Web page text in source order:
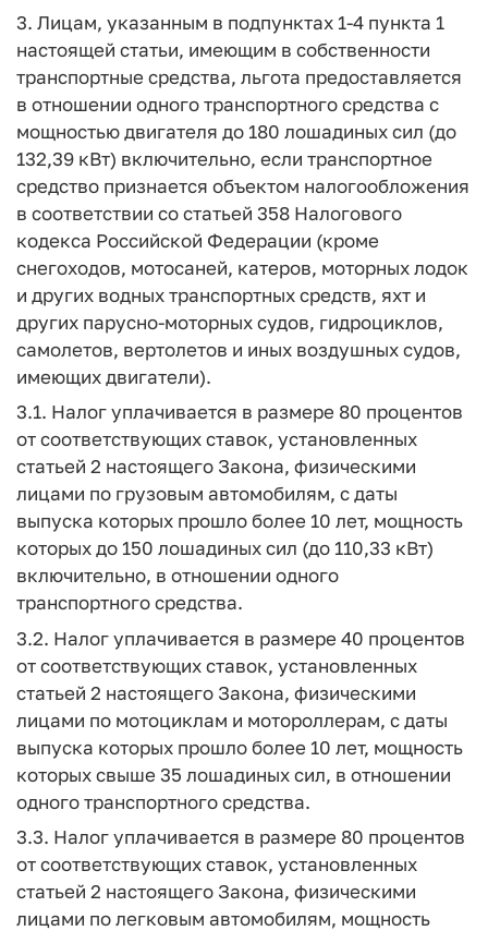
3. Лицам, указанным в подпунктах 1-4 пункта 1
настоящей статьи, имеющим в собственности
транспортные средства, льгота предоставляется
в отношении одного транспортного средства с
мощностью двигателя до 180 лошадиных сил (до
132,39 кВт) включительно, если транспортное
средство признается объектом налогообложения
в соответствии со статьей 358 Налогового
кодекса Российской Федерации (кроме
снегоходов, мотосаней, катеров, моторных лодок
и других водных транспортных средств, яхт и
других парусно-моторных судов, гидроциклов,
самолетов, вертолетов и иных воздушных судов,
имеющих двигатели).
3.1. Налог уплачивается в размере 80 процентов
от соответствующих ставок, установленных
статьей 2 настоящего Закона, физическими
лицами по грузовым автомобилям, с даты
выпуска которых прошло более 10 лет, мощность
которых до 150 лошадиных сил (до 110,33 кВт)
включительно, в отношении одного
транспортного средства.
3.2. Налог уплачивается в размере 40 процентов
от соответствующих ставок, установленных
статьей 2 настоящего Закона, физическими
лицами по мотоциклам и мотороллерам, с даты
выпуска которых прошло более 10 лет, мощность
которых свыше 35 лошадиных сил, в отношении
одного транспортного средства.
3.3. Налог уплачивается в размере 80 процентов
от соответствующих ставок, установленных
статьей 2 настоящего Закона, физическими
лицами по легковым автомобилям, мощность